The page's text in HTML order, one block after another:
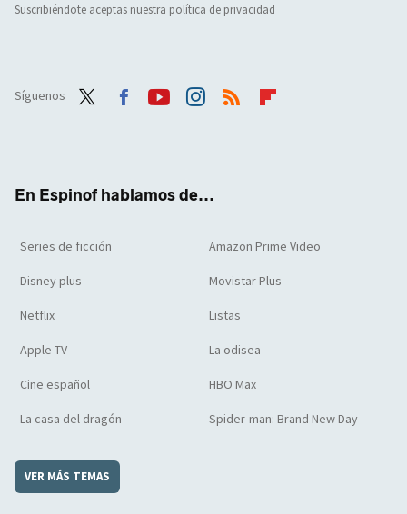
Suscribiéndote aceptas nuestra política de privacidad
Síguenos
En Espinof hablamos de...
Series de ficción Amazon Prime Video
Disney plus Movistar Plus
Netflix Listas
Apple TV La odisea
Cine español HBO Max
La casa del dragón Spider-man: Brand New Day
VER MÁS TEMAS